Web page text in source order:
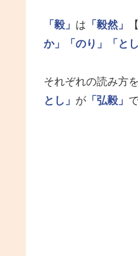
「毅」 は 「毅然」
か」
「のり」 「と
それぞれの読み方
とし」 が 「弘毅」